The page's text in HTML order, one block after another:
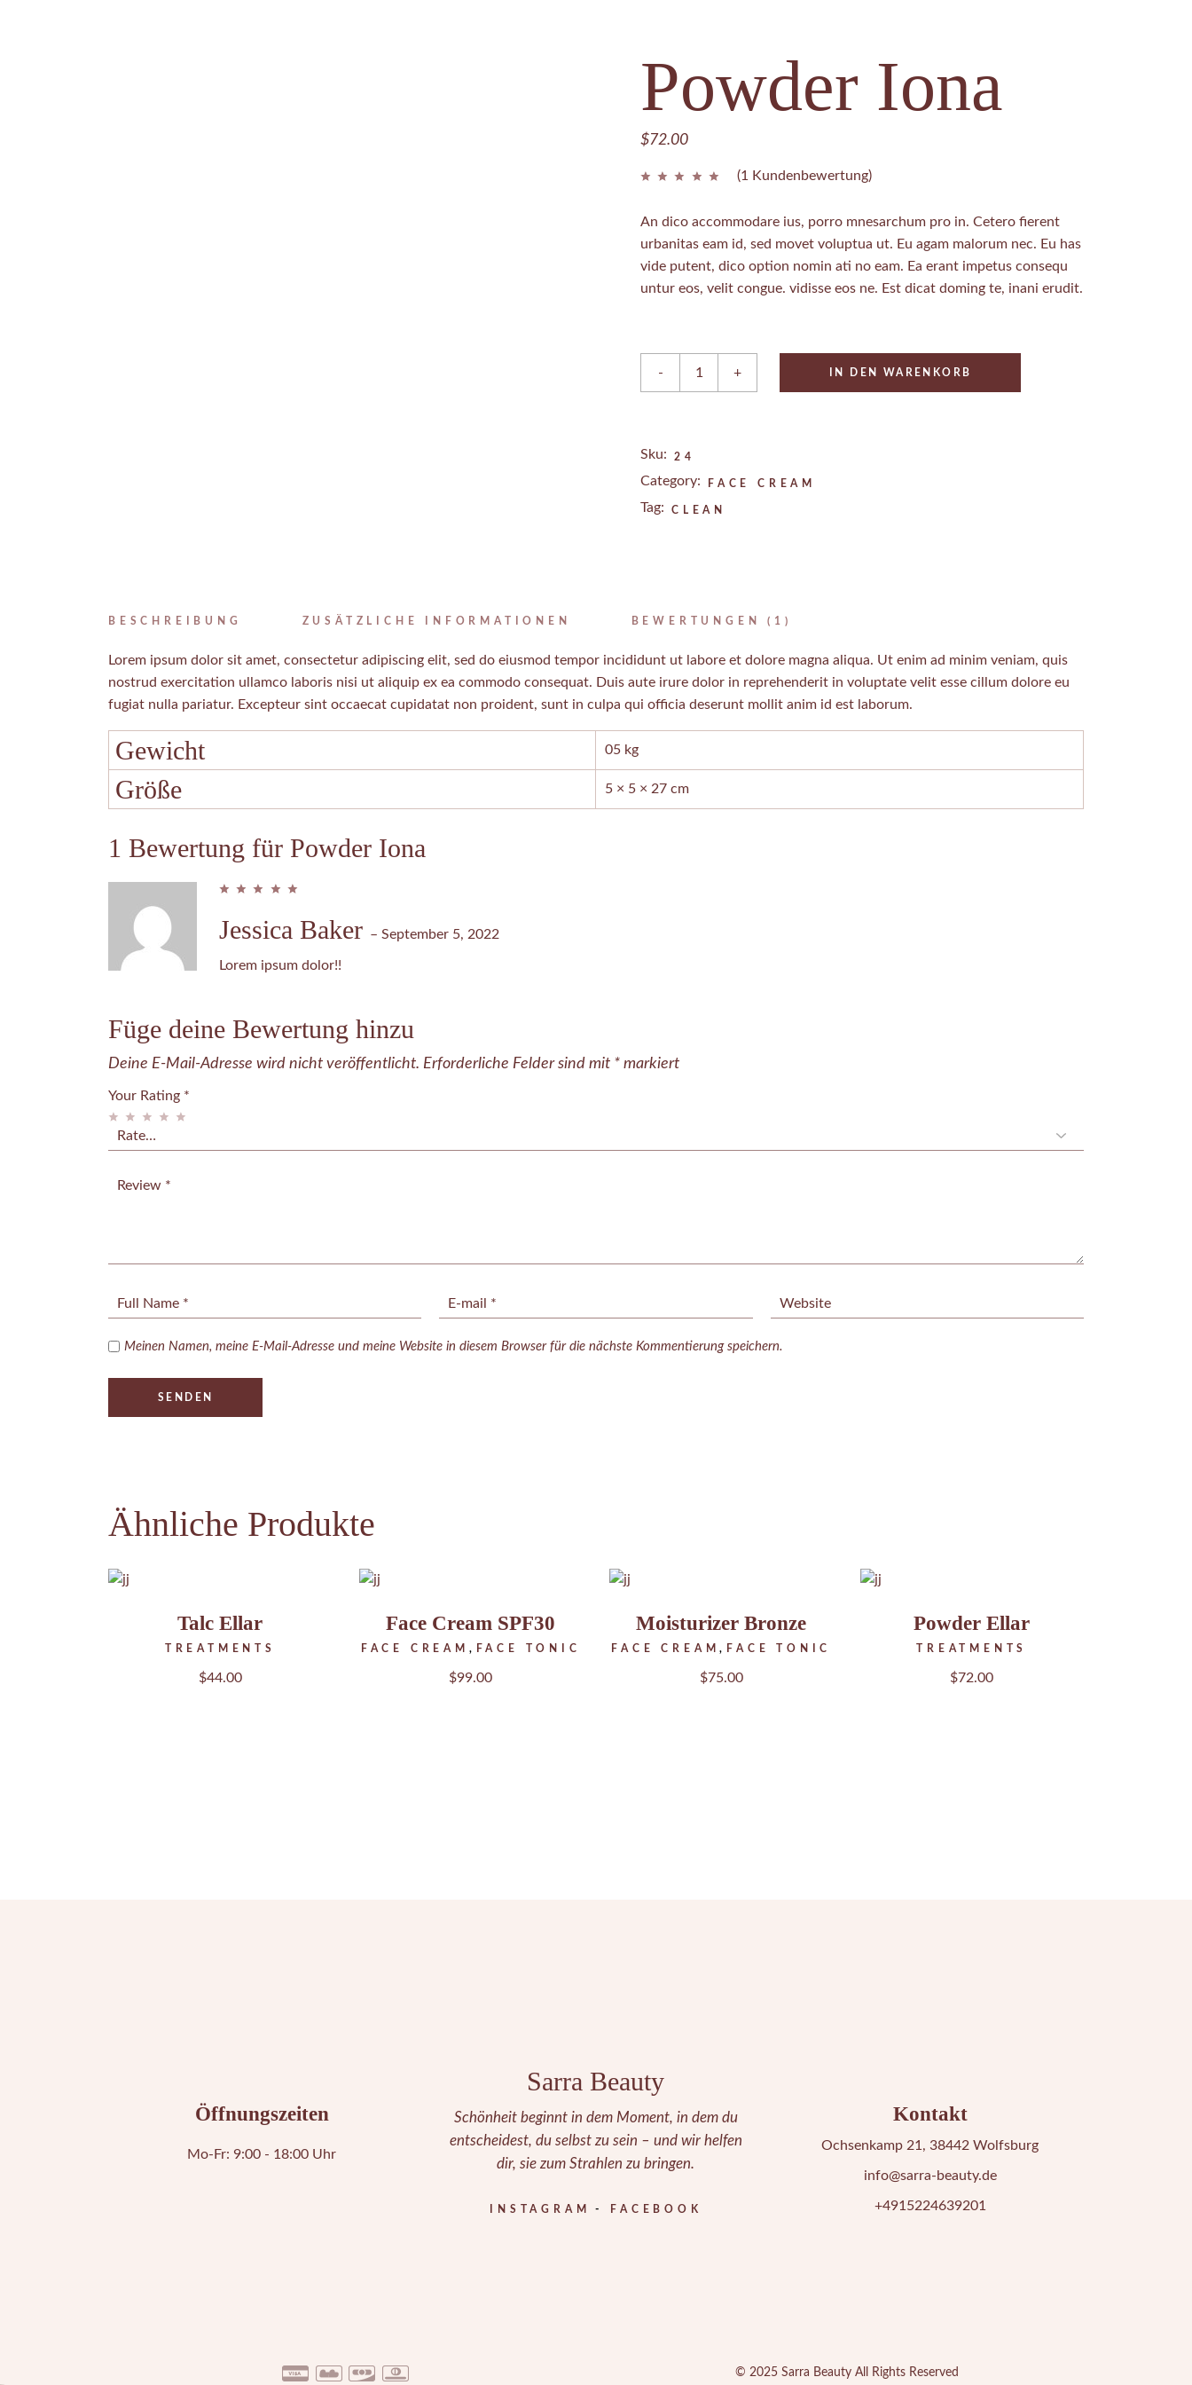
Powder Iona
$72.00
(1 Kundenbewertung)
An dico accommodare ius, porro mnesarchum pro in. Cetero fierent
urbanitas eam id, sed movet voluptua ut. Eu agam malorum nec. Eu has
vide putent, dico option nomin ati no eam. Ea erant impetus consequ
untur eos, velit congue. vidisse eos ne. Est dicat doming te, inani erudit.
-
+ IN DEN WARENKORB
Sku: 24
Category: FACE CREAM
Tag: CLEAN
BESCHREIBUNG ZUSÄTZLICHE INFORMATIONEN BEWERTUNGEN (1)
Lorem ipsum dolor sit amet, consectetur adipiscing elit, sed do eiusmod tempor incididunt ut labore et dolore magna aliqua. Ut enim ad minim veniam, quis
nostrud exercitation ullamco laboris nisi ut aliquip ex ea commodo consequat. Duis aute irure dolor in reprehenderit in voluptate velit esse cillum dolore eu
fugiat nulla pariatur. Excepteur sint occaecat cupidatat non proident, sunt in culpa qui officia deserunt mollit anim id est laborum.
Gewicht 05 kg
Größe 5 × 5 × 27 cm
1 Bewertung für Powder Iona
Jessica Baker – September 5, 2022
Lorem ipsum dolor!!
Füge deine Bewertung hinzu
Deine E-Mail-Adresse wird nicht veröffentlicht. Erforderliche Felder sind mit * markiert
Your Rating *
Meinen Namen, meine E-Mail-Adresse und meine Website in diesem Browser für die nächste Kommentierung speichern.
SENDEN
Ähnliche Produkte
Talc Ellar
TREATMENTS
$44.00
Face Cream SPF30
FACE CREAM FACE TONIC
$99.00
Moisturizer Bronze
FACE CREAM FACE TONIC
$75.00
Powder Ellar
TREATMENTS
$72.00
Öffnungszeiten
Mo-Fr: 9:00 - 18:00 Uhr
Sarra Beauty
Schönheit beginnt in dem Moment, in dem du
entscheidest, du selbst zu sein – und wir helfen
dir, sie zum Strahlen zu bringen.
INSTAGRAM FACEBOOK
Kontakt
Ochsenkamp 21, 38442 Wolfsburg
info@sarra-beauty.de
+4915224639201
© 2025 Sarra BeautyAll Rights Reserved